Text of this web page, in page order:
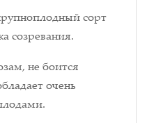
сорт
созревания.
не боится
очень